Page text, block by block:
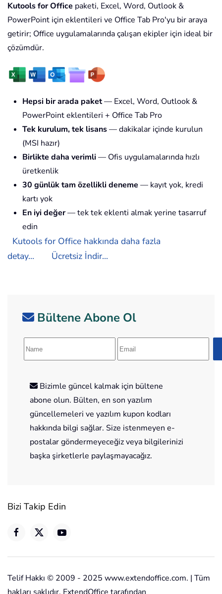
Kutools for Office paketi, Excel, Word, Outlook &
PowerPoint için eklentileri ve Office Tab Pro'yu bir araya
getirir; Office uygulamalarında çalışan ekipler için ideal bir
çözümdür.
Hepsi bir arada paket— Excel, Word, Outlook &
PowerPoint eklentileri + Office Tab Pro
Tek kurulum, tek lisans— dakikalar içinde kurulun
(MSI hazır)
Birlikte daha verimli — Ofis uygulamalarında hızlı
üretkenlik
30 günlük tam özellikli deneme — kayıt yok, kredi
kartı yok
En iyi değer— tek tek eklenti almak yerine tasarruf
edin
Kutools for Office hakkında daha fazla
detay...
Ücretsiz İndir...
Bültene Abone Ol
Bizimle güncel kalmak için bültene
abone olun. Bülten, en son yazılım
güncellemeleri ve yazılım kupon kodları
hakkında bilgi sağlar. Size istenmeyen e-
postalar göndermeyeceğiz veya bilgilerinizi
başka şirketlerle paylaşmayacağız.
Bizi Takip Edin
Telif Hakkı © 2009 - 2025 www.extendoffice.com. | Tüm